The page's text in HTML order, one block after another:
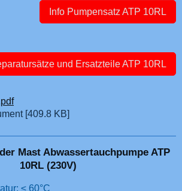
Info Pumpensatz ATP 10RL
und Ersatzteile ATP 10RL
[409.8 KB]
Mast Abwassertauchpumpe ATP
10RL (230V)
≤ 60°C